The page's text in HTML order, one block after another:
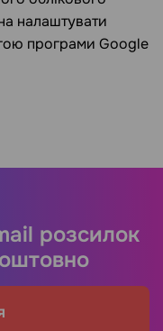
налаштувати
програми Google
розсилок